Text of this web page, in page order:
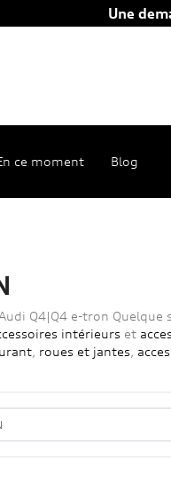
Une
ce moment Blog
Q4|Q4 e-tron
intérieurs et
, roues et jantes